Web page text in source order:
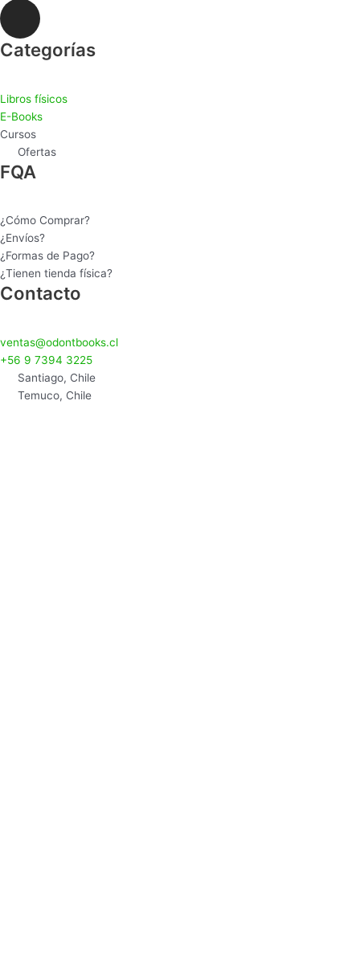
s
g
r
a
m
Categorías
Libros físicos
E-Books
Cursos
Ofertas
FQA
¿Cómo Comprar?
¿Envíos?
¿Formas de Pago?
¿Tienen tienda física?
Contacto
ventas@odontbooks.cl
+56 9 7394 3225
Santiago, Chile
Temuco, Chile